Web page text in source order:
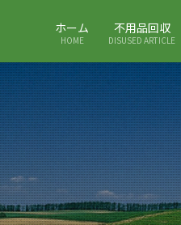
ホーム
HOME
不用品回収
DISUSED ARTICLE